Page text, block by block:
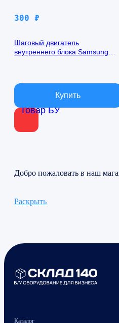
Товар БУ
300 ₽
Шаговый двигатель
внутреннего блока Samsung
В наличии
Добро пожаловать в наш
Раскрыть
Каталог